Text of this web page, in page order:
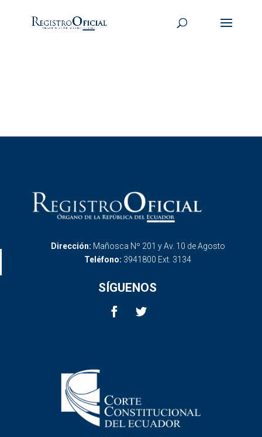
Dirección: Mañosca Nº 201 y Av. 10 de Agosto
Teléfono: 3941800 Ext. 3134
SÍGUENOS